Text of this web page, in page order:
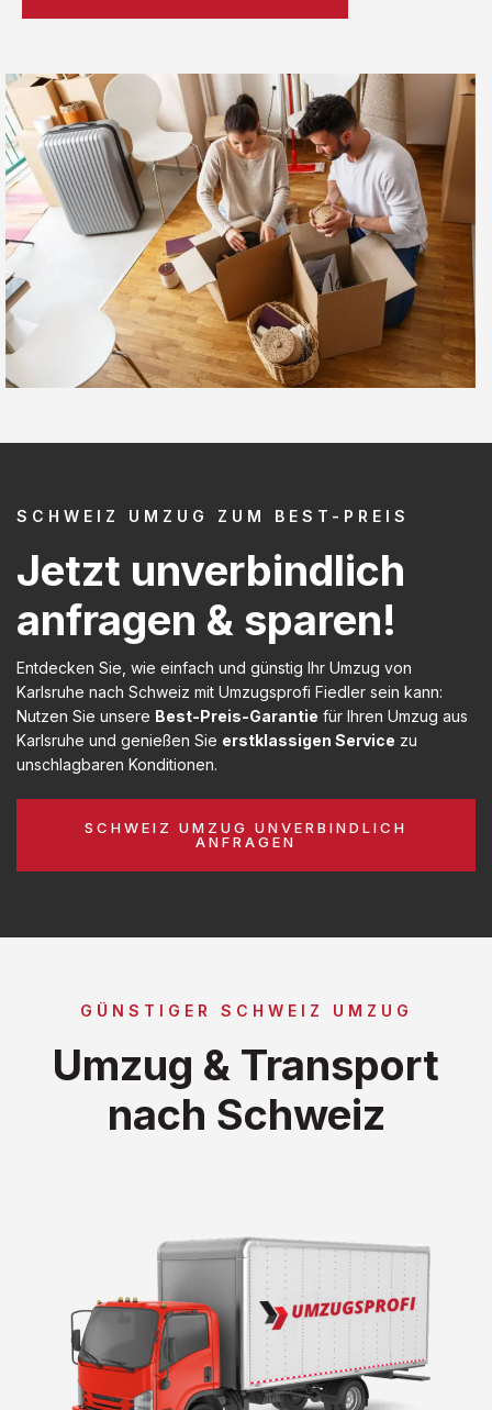
SCHWEIZ UMZUG ZUM BEST-PREIS
Jetzt unverbindlich
anfragen & sparen!
Entdecken Sie, wie einfach und günstig Ihr Umzug von
Karlsruhe nach Schweiz mit Umzugsprofi Fiedler sein kann:
Nutzen Sie unsere Best-Preis-Garantie für Ihren Umzug aus
Karlsruhe und genießen Sie erstklassigen Service zu
unschlagbaren Konditionen.
SCHWEIZ UMZUG UNVERBINDLICH
ANFRAGEN
GÜNSTIGER SCHWEIZ UMZUG
Umzug & Transport
nach Schweiz